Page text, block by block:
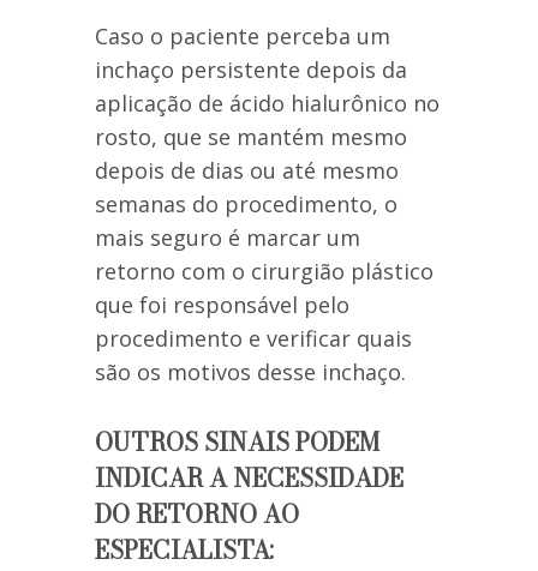
Caso o paciente perceba um
inchaço persistente depois da
aplicação de ácido hialurônico no
rosto, que se mantém mesmo
depois de dias ou até mesmo
semanas do procedimento, o
mais seguro é marcar um
retorno com o cirurgião plástico
que foi responsável pelo
procedimento e verificar quais
são os motivos desse inchaço.
OUTROS SINAIS PODEM
INDICAR A NECESSIDADE
DO RETORNO AO
ESPECIALISTA: